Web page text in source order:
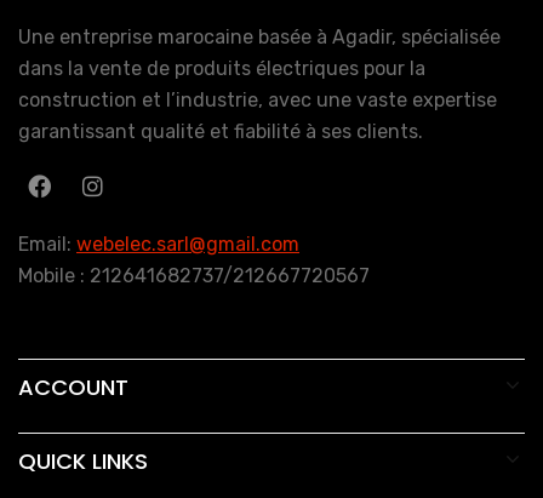
Une entreprise marocaine basée à Agadir, spécialisée
dans la vente de produits électriques pour la
construction et l’industrie, avec une vaste expertise
garantissant qualité et fiabilité à ses clients.
Email: webelec.sarl@gmail.com
Mobile : 212641682737/212667720567
ACCOUNT
QUICK LINKS